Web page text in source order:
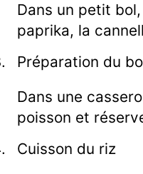
Dans un petit
paprika, la
Préparation du
Dans une
poisson et
Cuisson du riz